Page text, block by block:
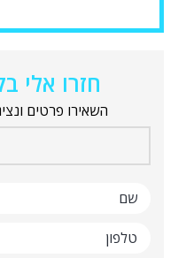
חזרו אלי
השאירו פרטים